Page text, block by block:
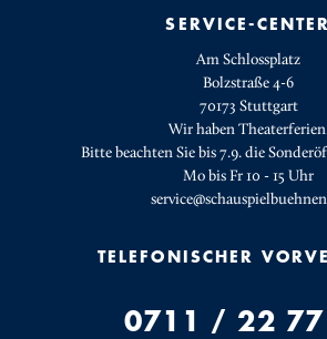
SERVICE-CENTER
Am Schlossplatz
Bolzstraße 4-6
70173 Stuttgart
Wir haben
Bitte beachten Sie bis 7.9. die
Mo bis Fr 10 - 15 Uhr
TELEFONISCHER
0711 / 22